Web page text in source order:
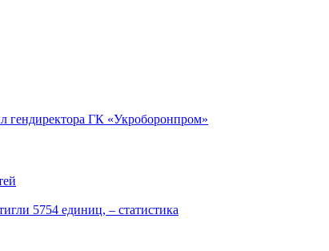
гендиректора ГК «Укроборонпром»
5754 единиц, – статистика